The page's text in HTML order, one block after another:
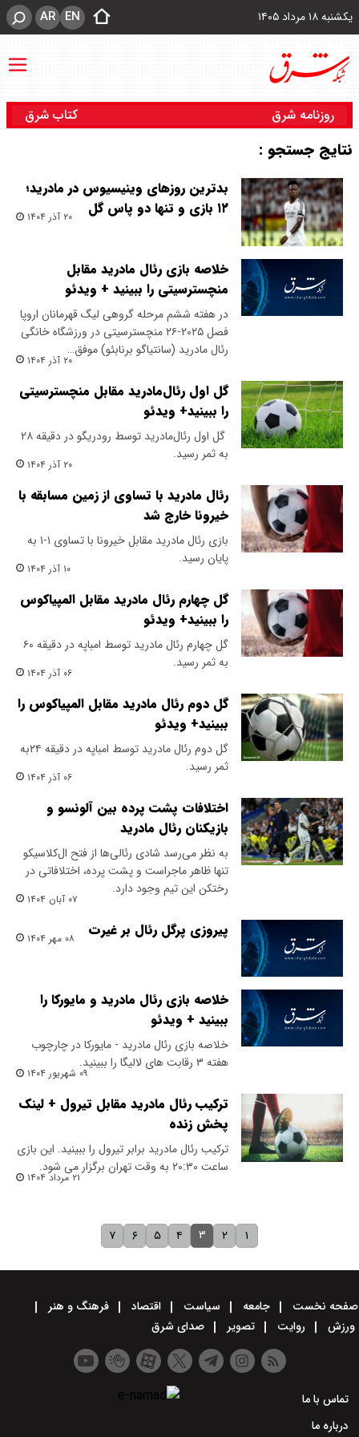
یکشنبه ۱۸ مرداد ۱۴۰۵ EN
AR
روزنامه شرق کتاب شرق
نتایج جستجو :
بدترین روزهای وینیسیوس در مادرید؛
۱۲ بازی و تنها دو پاس گل
۲۰ آذر ۱۴۰۴
خلاصه بازی رئال مادرید مقابل
منچسترسیتی را ببینید + ویدئو
در هفته ششم مرحله گروهی لیگ قهرمانان اروپا
فصل ۲۰۲۵-۲۶ منچسترسیتی در ورزشگاه خانگی
رئال مادرید (سانتیاگو برنابئو) موفق…
۲۰ آذر ۱۴۰۴
گل اول رئال‌مادرید مقابل منچسترسیتی
را ببینید+ ویدئو
​ گل اول رئال‌مادرید توسط رودریگو در دقیقه ۲۸
به ثمر رسید.
۲۰ آذر ۱۴۰۴
رئال مادرید با تساوی از زمین مسابقه با
خیرونا خارج شد
بازی رئال مادرید مقابل خیرونا با تساوی ۱-۱ به
پایان رسید.
۱۰ آذر ۱۴۰۴
گل چهارم رئال مادرید مقابل المپیاکوس
را ببینید+ ویدئو
گل چهارم رئال مادرید توسط امباپه در دقیقه ۶۰
به ثمر رسید.
۰۶ آذر ۱۴۰۴
گل دوم رئال مادرید مقابل المپیاکوس را
ببینید+ ویدئو
​گل دوم رئال مادرید توسط امباپه در دقیقه ۲۴به
ثمر رسید.
۰۶ آذر ۱۴۰۴
اختلافات پشت‌ پرده بین آلونسو و
بازیکنان رئال مادرید
​به نظر می‌رسد شادی رئالی‌ها از فتح ال‌کلاسیکو
تنها ظاهر ماجراست و پشت‌ پرده، اختلافاتی در
رختکن این تیم وجود دارد.
۰۷ آبان ۱۴۰۴
پیروزی پرگل رئال بر غیرت ۰۸ مهر ۱۴۰۴
خلاصه بازی رئال مادرید و مایورکا را
ببینید + ویدئو
خلاصه بازی رئال مادرید - مایورکا در چارچوب
هفته ۳ رقابت های لالیگا را ببینید.
۰۹ شهریور ۱۴۰۴
ترکیب رئال مادرید مقابل تیرول + لینک
پخش زنده
ترکیب رئال مادرید برابر تیرول را ببینید. این بازی
ساعت ۲۰:۳۰ به وقت تهران برگزار می شود.
۲۱ مرداد ۱۴۰۴
۱ ۲ ۳ ۴ ۵ ۶ ۷
صفحه نخست جامعه سیاست اقتصاد
فرهنگ و هنر
ورزش
روایت تصویر صدای شرق
تماس با ما
درباره ما